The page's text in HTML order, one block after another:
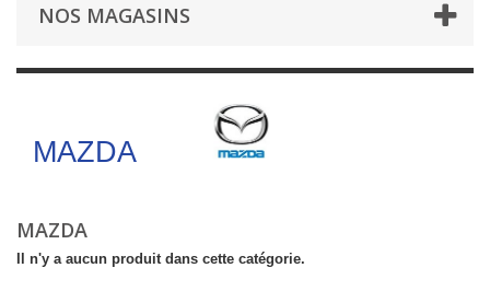
NOS MAGASINS
MAZDA
MAZDA
Il n'y a aucun produit dans cette catégorie.